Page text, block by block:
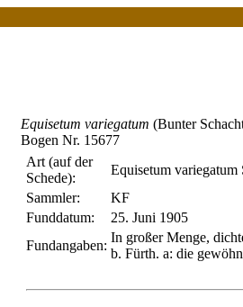
Equisetum variegatum (Bunter
Bogen Nr. 15677
Art (auf der
Schede):
Equisetum
Sammler:
KF
Funddatum:
25. Juni 1905
Fundangaben:
In großer Menge,
b. Fürth. a: die